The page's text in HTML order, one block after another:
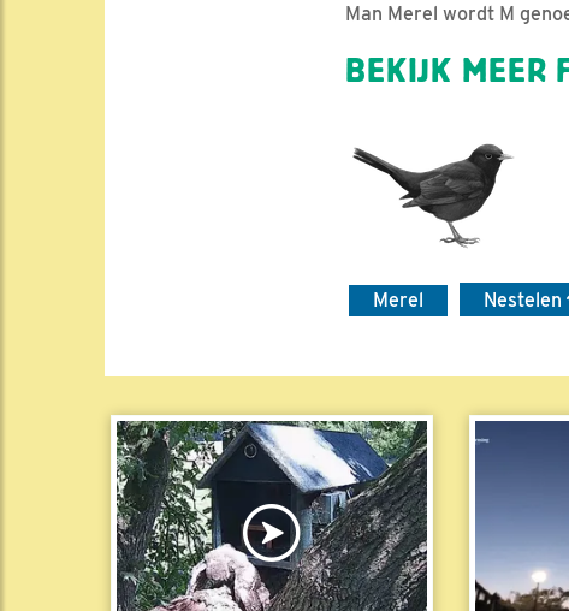
Man Merel wordt
BEKIJK MEER
Merel Nestelen